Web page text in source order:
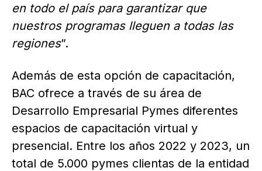
en todo el país para garantizar que
nuestros programas lleguen a todas las
regiones”.
Además de esta opción de capacitación,
BAC ofrece a través de su área de
Desarrollo Empresarial Pymes diferentes
espacios de capacitación virtual y
presencial. Entre los años 2022 y 2023, un
total de 5.000 pymes clientas de la entidad